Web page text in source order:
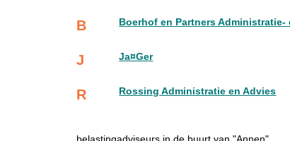
B Boerhof en Partners
J Ja¤Ger
R Rossing Administratie en Advies